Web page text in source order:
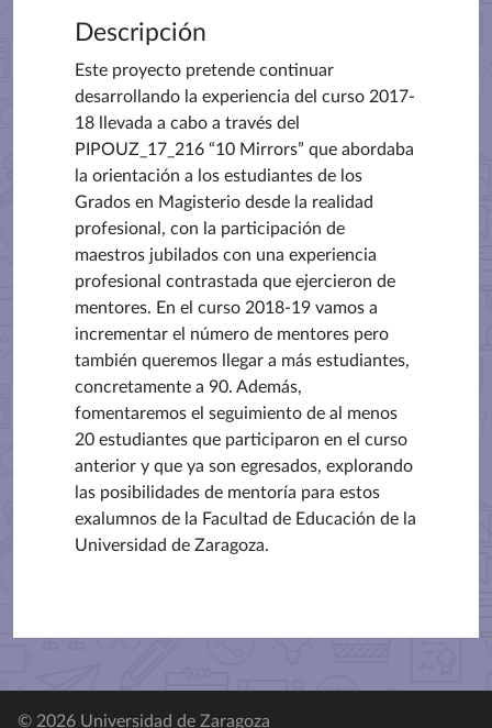
Descripción
Este proyecto pretende continuar
desarrollando la experiencia del curso 2017-
18 llevada a cabo a través del
PIPOUZ_17_216 “10 Mirrors” que abordaba
la orientación a los estudiantes de los
Grados en Magisterio desde la realidad
profesional, con la participación de
maestros jubilados con una experiencia
profesional contrastada que ejercieron de
mentores. En el curso 2018-19 vamos a
incrementar el número de mentores pero
también queremos llegar a más estudiantes,
concretamente a 90. Además,
fomentaremos el seguimiento de al menos
20 estudiantes que participaron en el curso
anterior y que ya son egresados, explorando
las posibilidades de mentoría para estos
exalumnos de la Facultad de Educación de la
Universidad de Zaragoza.
© 2026 Universidad de Zaragoza